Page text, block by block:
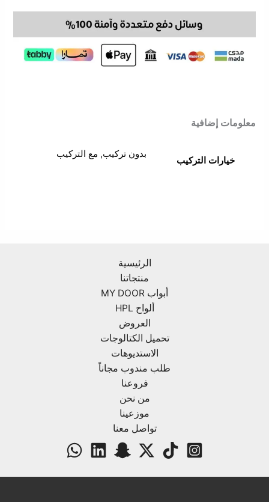
معلومات إضافية
خيارات التركيب
بدون تركيب, مع التركيب
الرئيسية
منتجاتنا
أبواب MY DOOR
ألواح HPL
العروض
تحميل الكتالوجات
الاستديوهات
طلب مندوب مجاناً
فروعنا
من نحن
موزعينا
تواصل معنا